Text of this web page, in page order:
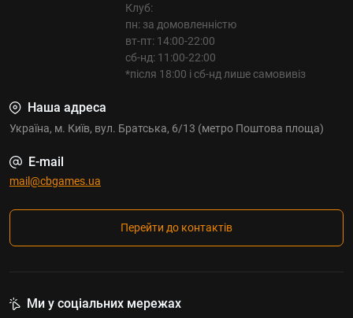
Клуб:
пн: за домовленністю
вт-пт: 14:00-22:00
сб-нд: 11:00-22:00
*після 18:00 і сб-нд лише самовивіз
Наша адреса
Україна, м. Київ, вул. Братська, 6/13 (метро Поштова площа)
E-mail
mail@cbgames.ua
Перейти до контактів
Ми у соціальних мережах